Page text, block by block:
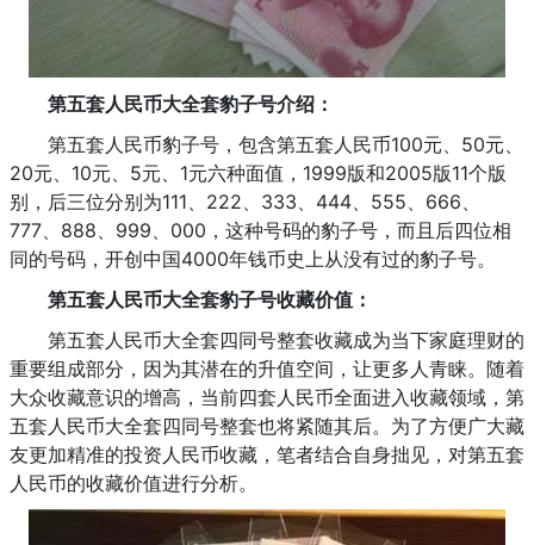
第五套人民币大全套豹子号介绍：
第五套人民币豹子号，包含第五套人民币100元、50元、
20元、10元、5元、1元六种面值，1999版和2005版11个版
别，后三位分别为111、222、333、444、555、666、
777、888、999、000，这种号码的豹子号，而且后四位相
同的号码，开创中国4000年钱币史上从没有过的豹子号。
第五套人民币大全套豹子号收藏价值：
第五套人民币大全套四同号整套收藏成为当下家庭理财的
重要组成部分，因为其潜在的升值空间，让更多人青睐。随着
大众收藏意识的增高，当前四套人民币全面进入收藏领域，第
五套人民币大全套四同号整套也将紧随其后。为了方便广大藏
友更加精准的投资人民币收藏，笔者结合自身拙见，对第五套
人民币的收藏价值进行分析。